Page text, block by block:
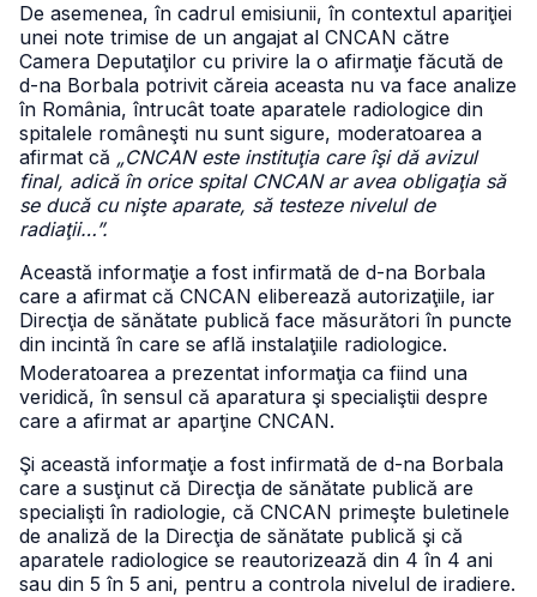
De asemenea, în cadrul emisiunii, în contextul apariţiei
unei note trimise de un angajat al CNCAN către
Camera Deputaţilor cu privire la o afirmaţie făcută de
d-na Borbala potrivit căreia aceasta nu va face analize
în România, întrucât toate aparatele radiologice din
spitalele româneşti nu sunt sigure, moderatoarea a
afirmat că „CNCAN este instituţia care îşi dă avizul
final, adică în orice spital CNCAN ar avea obligaţia să
se ducă cu nişte aparate, să testeze nivelul de
radiaţii…”.
Această informaţie a fost infirmată de d-na Borbala
care a afirmat că CNCAN eliberează autorizaţiile, iar
Direcţia de sănătate publică face măsurători în puncte
din incintă în care se află instalaţiile radiologice.
Moderatoarea a prezentat informaţia ca fiind una
veridică, în sensul că aparatura şi specialiştii despre
care a afirmat ar aparţine CNCAN.
Şi această informaţie a fost infirmată de d-na Borbala
care a susţinut că Direcţia de sănătate publică are
specialişti în radiologie, că CNCAN primeşte buletinele
de analiză de la Direcţia de sănătate publică şi că
aparatele radiologice se reautorizează din 4 în 4 ani
sau din 5 în 5 ani, pentru a controla nivelul de iradiere.